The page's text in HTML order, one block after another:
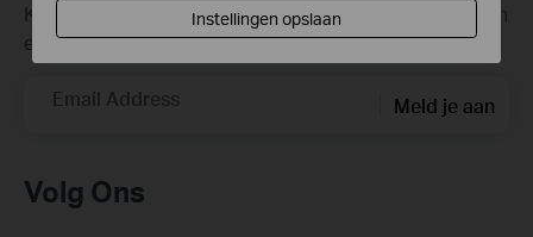
Krijg updates over nieuwe producten, samenwerkingen
en ander interessant nieuws
Email Address Meld je aan
Volg Ons
Instellingen opslaan